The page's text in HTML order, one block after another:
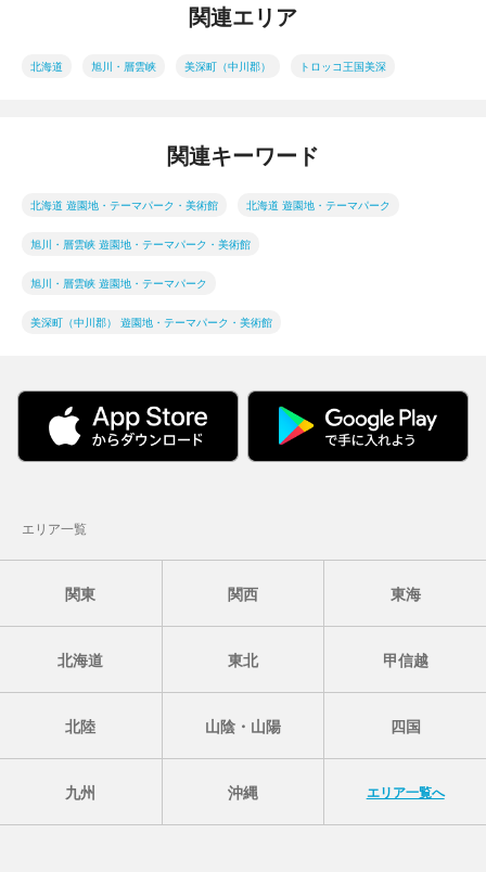
関連エリア
北海道 旭川・層雲峡 美深町（中川郡） トロッコ王国美深
関連キーワード
北海道 遊園地・テーマパーク・美術館 北海道 遊園地・テーマパーク
旭川・層雲峡 遊園地・テーマパーク・美術館
旭川・層雲峡 遊園地・テーマパーク
美深町（中川郡） 遊園地・テーマパーク・美術館
エリア一覧
関東 関西 東海
北海道 東北 甲信越
北陸 山陰・山陽 四国
九州 沖縄 エリア一覧へ